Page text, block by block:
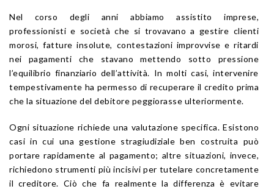
Nel corso degli anni abbiamo assistito imprese,
professionisti e società che si trovavano a gestire clienti
morosi, fatture insolute, contestazioni improvvise e ritardi
nei pagamenti che stavano mettendo sotto pressione
l’equilibrio finanziario dell’attività. In molti casi, intervenire
tempestivamente ha permesso di recuperare il credito prima
che la situazione del debitore peggiorasse ulteriormente.
Ogni situazione richiede una valutazione specifica. Esistono
casi in cui una gestione stragiudiziale ben costruita può
portare rapidamente al pagamento; altre situazioni, invece,
richiedono strumenti più incisivi per tutelare concretamente
il creditore. Ciò che fa realmente la differenza è evitare